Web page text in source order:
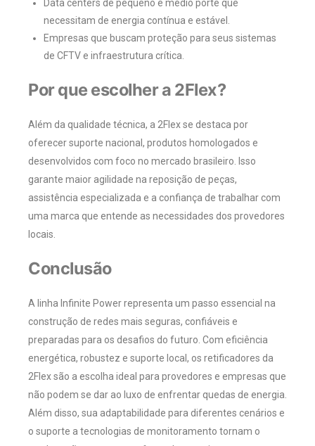
Data centers de pequeno e médio porte que
necessitam de energia contínua e estável.
Empresas que buscam proteção para seus sistemas
de CFTV e infraestrutura crítica.
Por que escolher a 2Flex?
Além da qualidade técnica, a 2Flex se destaca por
oferecer suporte nacional, produtos homologados e
desenvolvidos com foco no mercado brasileiro. Isso
garante maior agilidade na reposição de peças,
assistência especializada e a confiança de trabalhar com
uma marca que entende as necessidades dos provedores
locais.
Conclusão
A linha Infinite Power representa um passo essencial na
construção de redes mais seguras, confiáveis e
preparadas para os desafios do futuro. Com eficiência
energética, robustez e suporte local, os retificadores da
2Flex são a escolha ideal para provedores e empresas que
não podem se dar ao luxo de enfrentar quedas de energia.
Além disso, sua adaptabilidade para diferentes cenários e
o suporte a tecnologias de monitoramento tornam o